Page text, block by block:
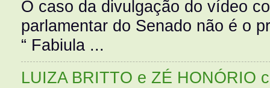
O caso da divulgação do vídeo
parlamentar do Senado não é o
“ Fabiula ...
LUIZA BRITTO e ZÉ HONÓRIO